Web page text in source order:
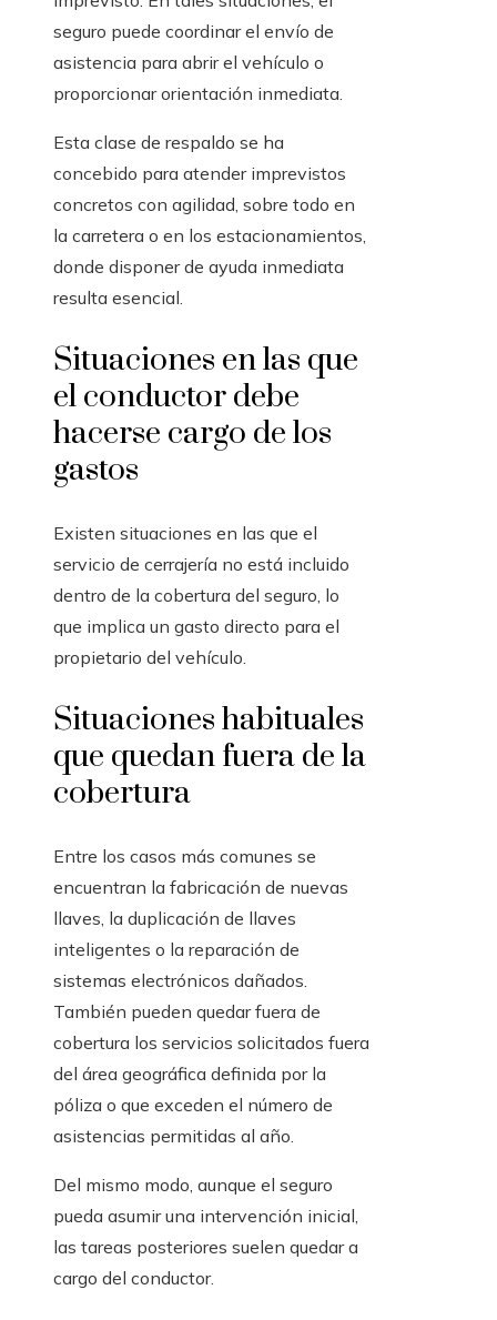
seguro puede coordinar el envío de
asistencia para abrir el vehículo o
proporcionar orientación inmediata.
Esta clase de respaldo se ha
concebido para atender imprevistos
concretos con agilidad, sobre todo en
la carretera o en los estacionamientos,
donde disponer de ayuda inmediata
resulta esencial.
Situaciones en las que
el conductor debe
hacerse cargo de los
gastos
Existen situaciones en las que el
servicio de cerrajería no está incluido
dentro de la cobertura del seguro, lo
que implica un gasto directo para el
propietario del vehículo.
Situaciones habituales
que quedan fuera de la
cobertura
Entre los casos más comunes se
encuentran la fabricación de nuevas
llaves, la duplicación de llaves
inteligentes o la reparación de
sistemas electrónicos dañados.
También pueden quedar fuera de
cobertura los servicios solicitados fuera
del área geográfica definida por la
póliza o que exceden el número de
asistencias permitidas al año.
Del mismo modo, aunque el seguro
pueda asumir una intervención inicial,
las tareas posteriores suelen quedar a
cargo del conductor.